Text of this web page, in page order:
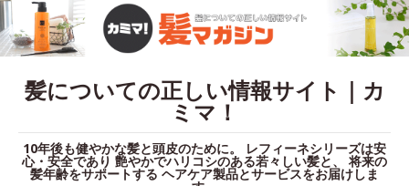
髪についての正しい情報サイト｜カ
ミマ！
10年後も健やかな髪と頭皮のために。 レフィーネシリーズは安
心・安全であり 艶やかでハリコシのある若々しい髪と、 将来の
髪年齢をサポートする ヘアケア製品とサービスをお届けしま